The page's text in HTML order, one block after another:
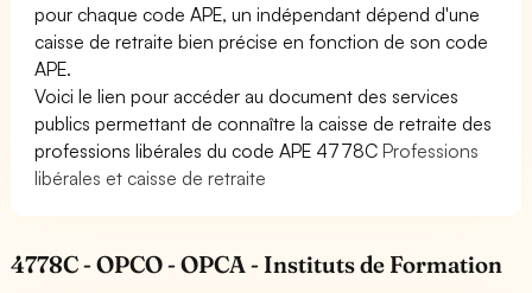
pour chaque code APE, un indépendant dépend d'une
caisse de retraite bien précise en fonction de son code
APE.
Voici le lien pour accéder au document des services
publics permettant de connaître la caisse de retraite des
professions libérales du code APE 4778CProfessions
libérales et caisse de retraite
4778C - OPCO - OPCA - Instituts de Formation